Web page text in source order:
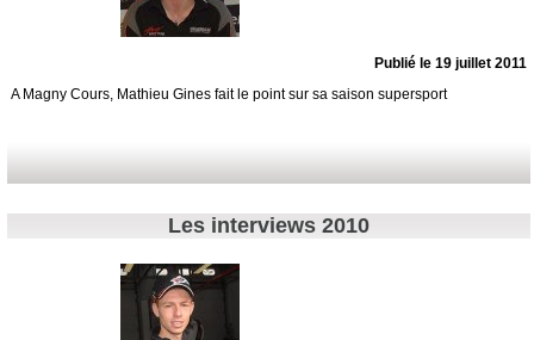
Publié le 19 juillet 2011
A Magny Cours, Mathieu Gines fait le point sur sa saison supersport
Les interviews 2010